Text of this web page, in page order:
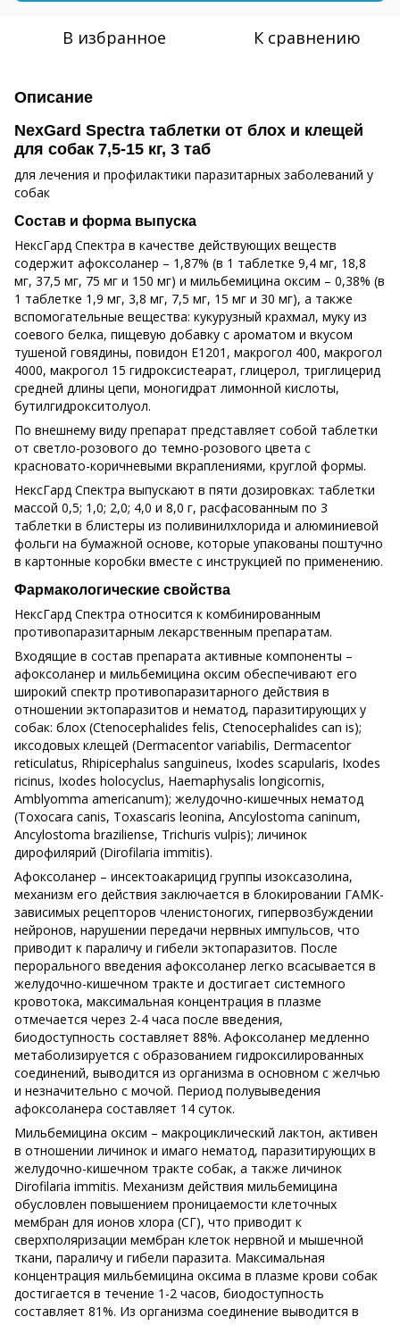
В избранное К сравнению
Описание
NexGard Spectra таблетки от блох и клещей
для собак 7,5-15 кг, 3 таб
для лечения и профилактики паразитарных заболеваний у
собак
Состав и форма выпуска
НексГард Спектра в качестве действующих веществ
содержит афоксоланер – 1,87% (в 1 таблетке 9,4 мг, 18,8
мг, 37,5 мг, 75 мг и 150 мг) и мильбемицина оксим – 0,38% (в
1 таблетке 1,9 мг, 3,8 мг, 7,5 мг, 15 мг и 30 мг), а также
вспомогательные вещества: кукурузный крахмал, муку из
соевого белка, пищевую добавку с ароматом и вкусом
тушеной говядины, повидон Е1201, макрогол 400, макрогол
4000, макрогол 15 гидроксистеарат, глицерол, триглицерид
средней длины цепи, моногидрат лимонной кислоты,
бутилгидрокситолуол.
По внешнему виду препарат представляет собой таблетки
от светло-розового до темно-розового цвета с
красновато-коричневыми вкраплениями, круглой формы.
НексГард Спектра выпускают в пяти дозировках: таблетки
массой 0,5; 1,0; 2,0; 4,0 и 8,0 г, расфасованным по 3
таблетки в блистеры из поливинилхлорида и алюминиевой
фольги на бумажной основе, которые упакованы поштучно
в картонные коробки вместе с инструкцией по применению.
Фармакологические свойства
НексГард Спектра относится к комбинированным
противопаразитарным лекарственным препаратам.
Входящие в состав препарата активные компоненты –
афоксоланер и мильбемицина оксим обеспечивают его
широкий спектр противопаразитарного действия в
отношении эктопаразитов и нематод, паразитирующих у
собак: блох (Ctenocephalides felis, Ctenocephalides can is);
иксодовых клещей (Dermacentor variabilis, Dermacentor
reticulatus, Rhipicephalus sanguineus, Ixodes scapularis, Ixodes
ricinus, Ixodes holocyclus, Haemaphysalis longicornis,
Amblyomma americanum); желудочно-кишечных нематод
(Toxocara canis, Toxascaris leonina, Ancylostoma caninum,
Ancylostoma braziliense, Trichuris vulpis); личинок
дирофилярий (Dirofilaria immitis).
Афоксоланер – инсектоакарицид группы изоксазолина,
механизм его действия заключается в блокировании ГАМК-
зависимых рецепторов членистоногих, гипервозбуждении
нейронов, нарушении передачи нервных импульсов, что
приводит к параличу и гибели эктопаразитов. После
перорального введения афоксоланер легко всасывается в
желудочно-кишечном тракте и достигает системного
кровотока, максимальная концентрация в плазме
отмечается через 2-4 часа после введения,
биодоступность составляет 88%. Афоксоланер медленно
метаболизируется с образованием гидроксилированных
соединений, выводится из организма в основном с желчью
и незначительно с мочой. Период полувыведения
афоксоланера составляет 14 суток.
Мильбемицина оксим – макроциклический лактон, активен
в отношении личинок и имаго нематод, паразитирующих в
желудочно-кишечном тракте собак, а также личинок
Dirofilaria immitis. Механизм действия мильбемицина
обусловлен повышением проницаемости клеточных
мембран для ионов хлора (СГ), что приводит к
сверхполяризации мембран клеток нервной и мышечной
ткани, параличу и гибели паразита. Максимальная
концентрация мильбемицина оксима в плазме крови собак
достигается в течение 1-2 часов, биодоступность
составляет 81%. Из организма соединение выводится в